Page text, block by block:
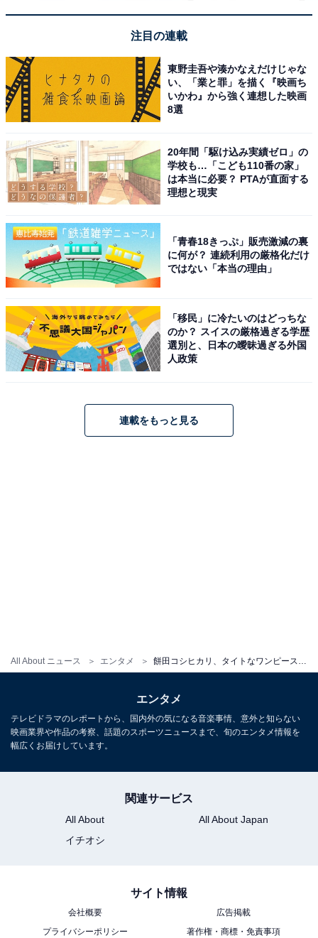
All About ニュース エンタメ
注目の連載
東野圭吾や湊かなえだけじゃな
い、「業と罪」を描く『映画ち
いかわ』から強く連想した映画
8選
20年間「駆け込み実績ゼロ」の
学校も…「こども110番の家」
は本当に必要？ PTAが直面する
理想と現実
「青春18きっぷ」販売激減の裏
に何が？ 連続利用の厳格化だけ
ではない「本当の理由」
「移民」に冷たいのはどっちな
のか？ スイスの厳格過ぎる学歴
選別と、日本の曖昧過ぎる外国
人政策
連載をもっと見る
エンタメ
テレビドラマのレポートから、国内外の気になる音楽事情、意外と知らない
映画業界や作品の考察、話題のスポーツニュースまで、旬のエンタメ情報を
幅広くお届けしています。
関連サービス
All About
All About Japan
イチオシ
サイト情報
会社概要
広告掲載
プライバシーポリシー
著作権・商標・免責事項